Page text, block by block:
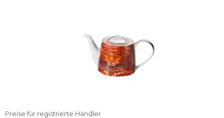
Preise für registrierte Händler